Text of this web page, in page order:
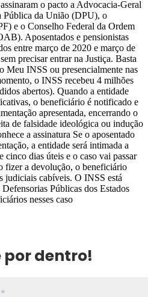
o pacto a Advocacia-Geral
da União (DPU), o
e o Conselho Federal da Ordem
Aposentados e pensionistas
entre março de 2020 e março de
precisar entrar na Justiça. Basta
Meu INSS ou presencialmente nas
o INSS recebeu 4 milhões
abertos). Quando a entidade
o beneficiário é notificado e
apresentada, encerrando o
de falsidade ideológica ou indução
a assinatura Se o aposentado
a entidade será intimada a
cinco dias úteis e o caso vai passar
fizer a devolução, o beneficiário
judiciais cabíveis. O INSS está
Públicas dos Estados
nesses caso
por dentro!